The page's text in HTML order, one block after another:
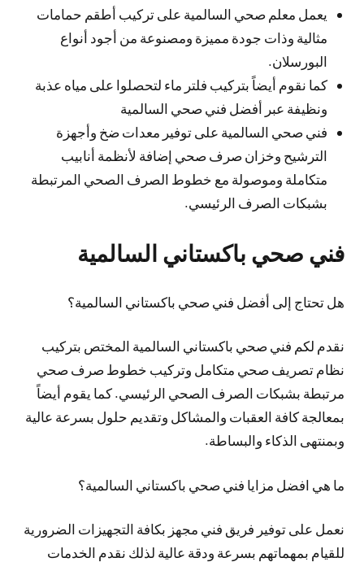
يعمل معلم صحي السالمية على تركيب أطقم حمامات
مثالية وذات جودة مميزة ومصنوعة من أجود أنواع
البورسلان.
كما نقوم أيضاً بتركيب فلتر ماء لتحصلوا على مياه عذبة
ونظيفة عبر أفضل فني صحي السالمية
فني صحي السالمية على توفير معدات ضخ وأجهزة
الترشيح وخزان صرف صحي إضافة لأنظمة أنابيب
متكاملة وموصولة مع خطوط الصرف الصحي المرتبطة
بشبكات الصرف الرئيسي.
فني صحي باكستاني السالمية
هل تحتاج إلى أفضل فني صحي باكستاني السالمية؟
نقدم لكم فني صحي باكستاني السالمية المختص بتركيب
نظام تصريف صحي متكامل وتركيب خطوط صرف صحي
مرتبطة بشبكات الصرف الصحي الرئيسي. كما يقوم أيضاً
بمعالجة كافة العقبات والمشاكل وتقديم حلول بسرعة عالية
وبمنتهى الذكاء والبساطة.
ما هي افضل مزايا فني صحي باكستاني السالمية؟
نعمل على توفير فريق فني مجهز بكافة التجهيزات الضرورية
للقيام بمهماتهم بسرعة ودقة عالية لذلك نقدم الخدمات